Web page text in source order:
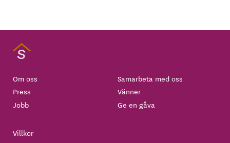
Om oss
Press
Jobb
Samarbeta med oss
Vänner
Ge en gåva
Villkor